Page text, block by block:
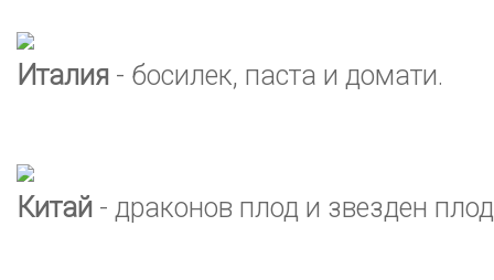
Италия - босилек, паста и домати.
Китай - драконов плод и звезден